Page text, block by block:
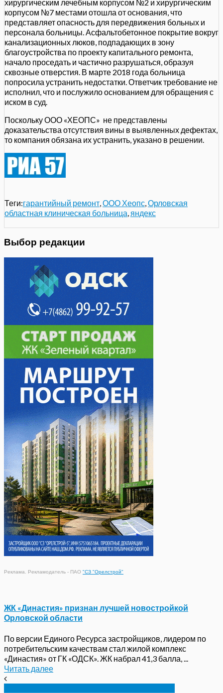
хирургическим лечебным корпусом №2 и хирургическим
корпусом №7 местами отошла от основания, что
представляет опасность для передвижения больных и
персонала больницы. Асфальтобетонное покрытие вокруг
канализационных люков, подпадающих в зону
благоустройства по проекту капитального ремонта,
начало проседать и частично разрушаться, образуя
сквозные отверстия. В марте 2018 года больница
попросила устранить недостатки. Ответчик требование не
исполнил, что и послужило основанием для обращения с
иском в суд.
Поскольку ООО «ХЕОПС» не представлены
доказательства отсутствия вины в выявленных дефектах,
то компания обязана их устранить, указано в решении.
Теги:гарантийный ремонт ООО Хеопс Орловская
областная клиническая больница яндекс
Выбор редакции
Реклама. Рекламодатель - ПАО "СЗ "Орелстрой"
ЖК «Династия» признан лучшей новостройкой
Орловской области
По версии Единого Ресурса застройщиков, лидером по
потребительским качествам стал жилой комплекс
«Династия» от ГК «ОДСК». ЖК набрал 41,3 балла, ...
Читать далее